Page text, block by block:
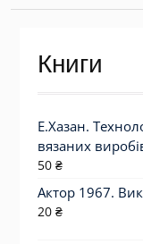
Книги
Е.Хазан.
вязаних
50 ₴
Актор 1967.
20 ₴